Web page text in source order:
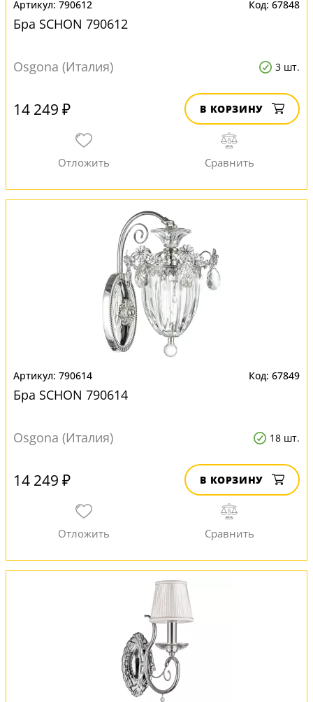
790612 67848
Бра SCHON 790612
Osgona (Италия) 3 шт.
14 249 ₽ В КОРЗИНУ
790614 67849
Бра SCHON 790614
Osgona (Италия) 18 шт.
14 249 ₽ В КОРЗИНУ